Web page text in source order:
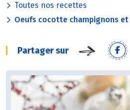
Toutes nos recettes
Oeufs cocotte champignons
Partager sur